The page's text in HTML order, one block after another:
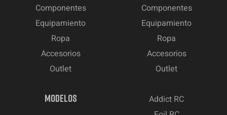
Componentes
Equipamiento
Ropa
Accesorios
Outlet
Componentes
Equipamiento
Ropa
Accesorios
Outlet
MODELOS
Addict RC